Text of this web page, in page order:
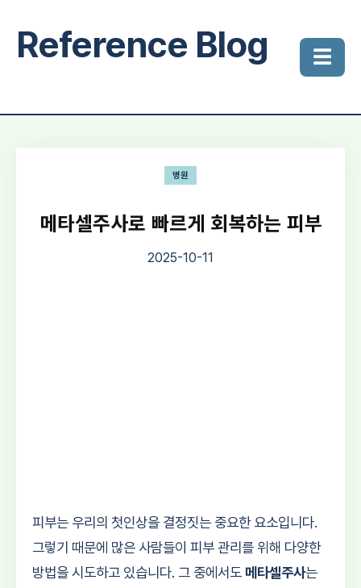
Reference Blog ☰
병원
메타셀주사로 빠르게 회복하는 피부
2025-10-11
피부는 우리의 첫인상을 결정짓는 중요한 요소입니다.
그렇기 때문에 많은 사람들이 피부 관리를 위해 다양한
방법을 시도하고 있습니다. 그 중에서도 메타셀주사는